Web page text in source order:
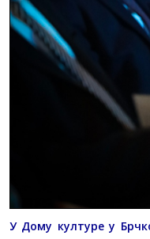
У Дому културе у